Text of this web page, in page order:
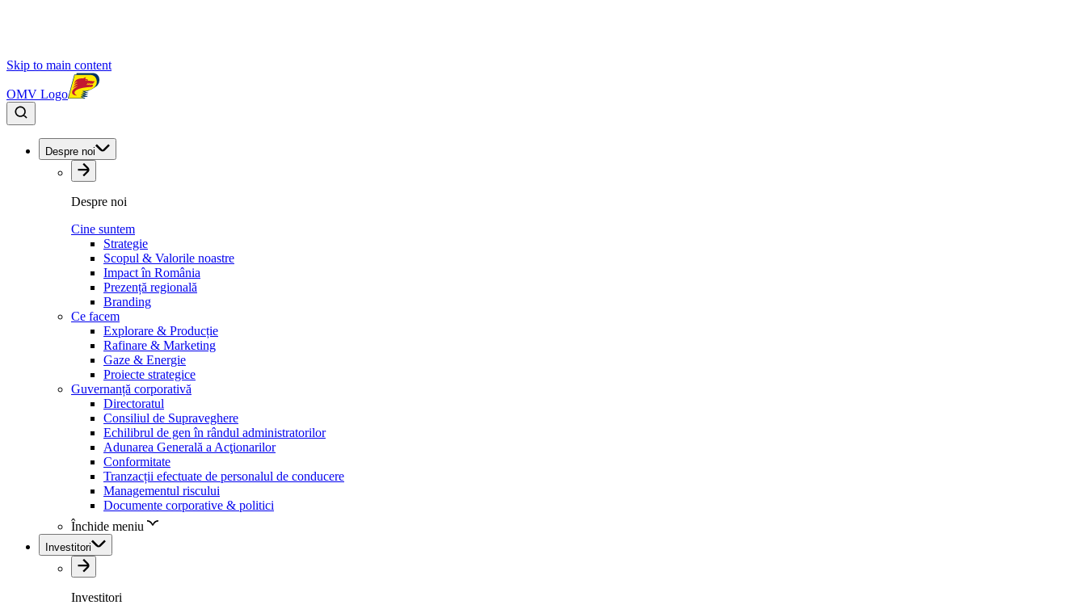
Skip to main content
OMV Logo
Despre noi
Despre noi
Cine suntem
Strategie
Scopul & Valorile noastre
Impact în România
Prezență regională
Branding
Ce facem
Explorare & Producție
Rafinare & Marketing
Gaze & Energie
Proiecte strategice
Guvernanță corporativă
Directoratul
Consiliul de Supraveghere
Echilibrul de gen în rândul administratorilor
Adunarea Generală a Acţionarilor
Conformitate
Tranzacții efectuate de personalul de conducere
Managementul riscului
Documente corporative & politici
Închide meniu
Investitori
Investitori